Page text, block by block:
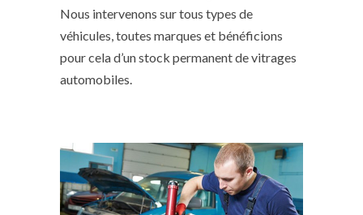
Nous intervenons sur tous types de
véhicules, toutes marques et bénéficions
pour cela d’un stock permanent de vitrages
automobiles.